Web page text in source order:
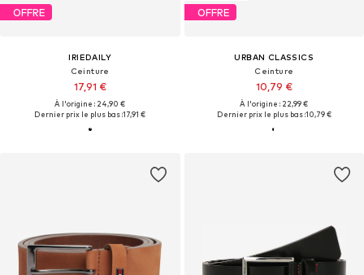
OFFRE
IRIEDAILY
Ceinture
17,91 €
À l'origine : 24,90 €
Dernier prix le plus bas :17,91 €
OFFRE
URBAN CLASSICS
Ceinture
10,79 €
À l'origine : 22,99 €
Dernier prix le plus bas :10,79 €